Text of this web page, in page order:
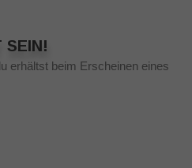
SEIN!
erhältst beim Erscheinen eines